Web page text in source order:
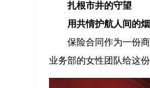
扎根市井的守望
用共情护航人间的
保险合同作为一份
业务部的女性团队给这